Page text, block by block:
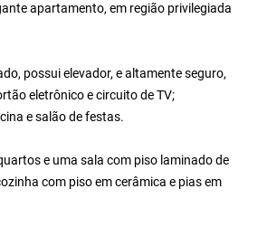
apartamento, em região privilegiada
possui elevador, e altamente seguro,
eletrônico e circuito de TV;
e salão de festas.
e uma sala com piso laminado de
com piso em cerâmica e pias em